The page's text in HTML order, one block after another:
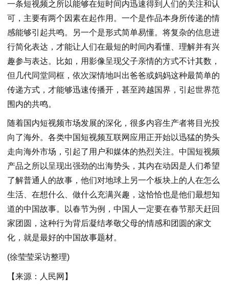
一条短视频之所以能够在短时间内迅速得到人们的关注和认
可，主要有两个因素在起作用。一个是作品本身所传递的情
感能够引起共鸣。另一个是形式简单易懂。将复杂的信息进
行简化表达，才能让人们在最短的时间内看懂、理解并有兴
趣参与表达。比如，用影像呈现父子亲情的方式不计其数，
但几代同堂同框，依次深情地叫出爸爸或妈妈这种最简单的
传递方式，才能够迅速传播开，甚至跨越国界，引起世界范
围内的共鸣。
随着国内短视频市场发展的深化，很多内容生产者将目光投
向了海外。各类中国短视频互联网应用正开始以迅猛的势头
走向海外市场，引起了用户和媒体的热烈关注。中国短视频
产品之所以呈现出强劲的出海势头，其内在动因是人们希望
了解普通人的故事，他们对地球上另一个板块上的人在怎么
生活、在想什么、做什么充满兴趣，这恰恰也是他们最想知
道的中国故事。以春节为例，中国人一定要在春节那天赶回
家团圆，这种行为背后凝结孝敬父母的情感和团圆的家文
化，就是最好的中国故事题材。
(徐莹莹采访整理)
【来源：人民网】